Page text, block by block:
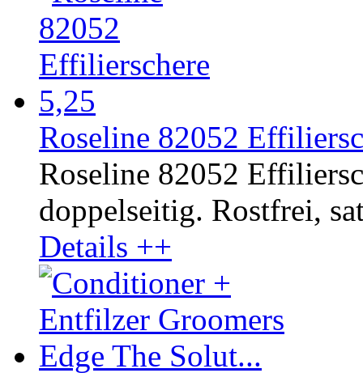
Roseline 82052
Roseline 82052
doppelseitig. Rostfrei,
Details ++